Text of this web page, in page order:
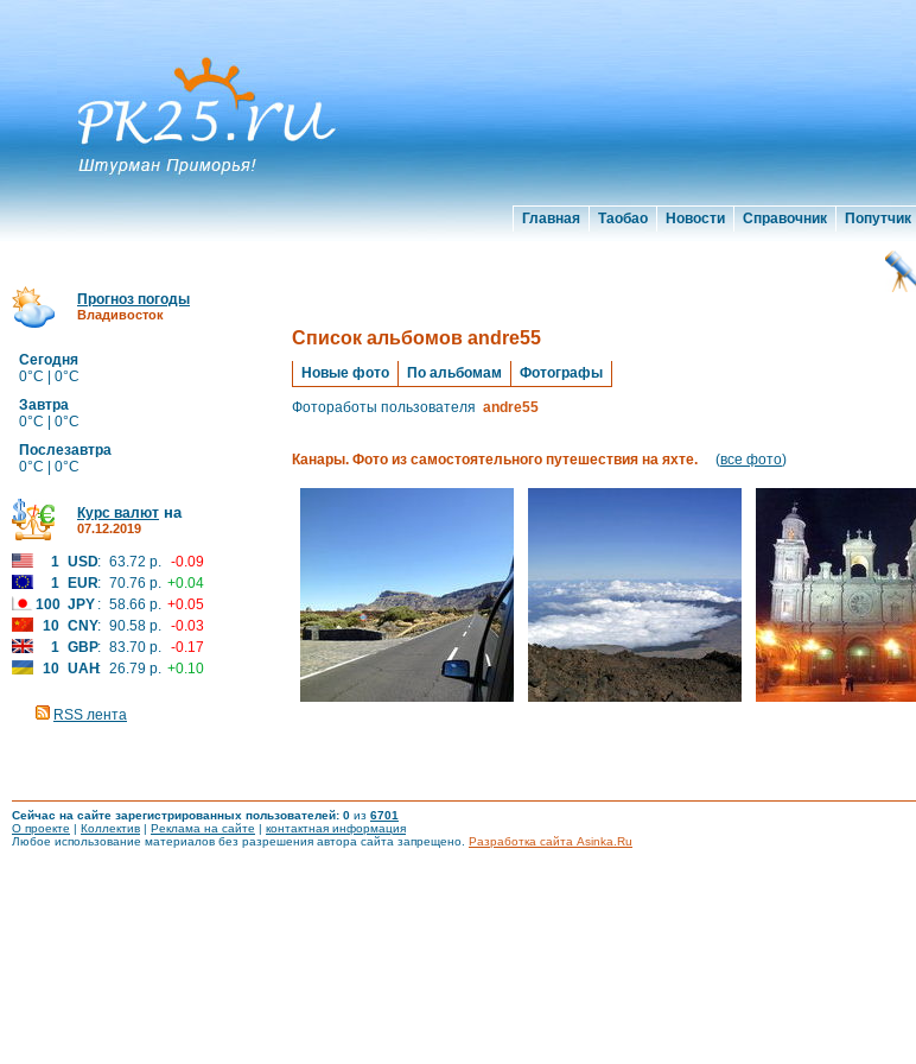
Главная Таобао Новости Справочник Попутчик
Прогноз погоды
Владивосток
Сегодня
0°C | 0°C
Завтра
0°C | 0°C
Послезавтра
0°C | 0°C
Курс валют на
07.12.2019
1 USD: 63.72 р. -0.09
1
EUR: 70.76 р. +0.04
100 JPY : 58.66 р. +0.05
10 CNY: 90.58 р. -0.03
1 GBP: 83.70 р. -0.17
10 UAH: 26.79 р. +0.10
RSS лента
Список альбомов andre55
Новые фото По альбомам Фотографы
Фотоработы пользователя andre55
Канары. Фото из самостоятельного путешествия на яхте. (все фото)
Сейчас на сайте зарегистрированных пользователей: 0 из 6701
О проекте | Коллектив | Реклама на сайте | контактная информация
Любое использование материалов без разрешения автора сайта запрещено. Разработка сайта Asinka.Ru